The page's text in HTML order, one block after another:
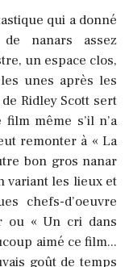
qui a donné
nanars assez
un espace clos,
unes après les
Ridley Scott sert
même s’il n’a
remonter à « La
bon gros nanar
variant les lieux et
chefs-d’oeuvre
ou « Un cri dans
aimé ce film...
goût de temps